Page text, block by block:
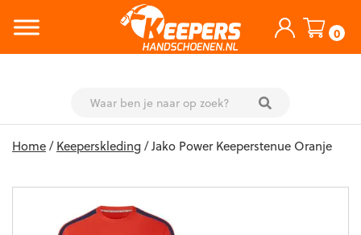
0
Home/Keeperskleding/ Jako Power Keeperstenue Oranje